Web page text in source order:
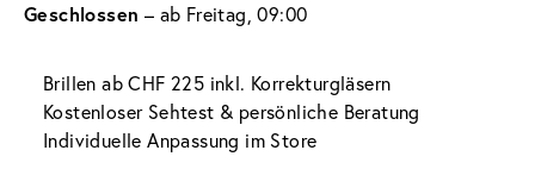
Geschlossen – ab Freitag, 09:00
Brillen ab CHF 225 inkl. Korrekturgläsern
Kostenloser Sehtest & persönliche Beratung
Individuelle Anpassung im Store